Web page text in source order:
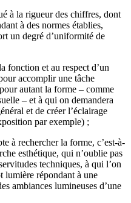
à la rigueur des chiffres, dont
à des normes établies,
un degré d’uniformité de
fonction et au respect d’un
accomplir une tâche
autant la forme – comme
– et à qui on demandera
et de créer l’éclairage
par exemple) ;
à rechercher la forme, c’est-à-
esthétique, qui n’oublie pas
techniques, à qui l’on
lumière répondant à une
ambiances lumineuses d’une